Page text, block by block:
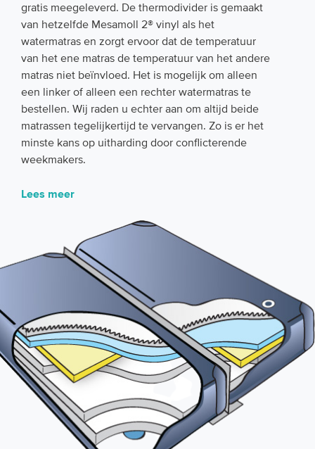
gratis meegeleverd. De thermodivider is gemaakt
van hetzelfde Mesamoll 2® vinyl als het
watermatras en zorgt ervoor dat de temperatuur
van het ene matras de temperatuur van het andere
matras niet beïnvloed. Het is mogelijk om alleen
een linker of alleen een rechter watermatras te
bestellen. Wij raden u echter aan om altijd beide
matrassen tegelijkertijd te vervangen. Zo is er het
minste kans op uitharding door conflicterende
weekmakers.
Lees meer